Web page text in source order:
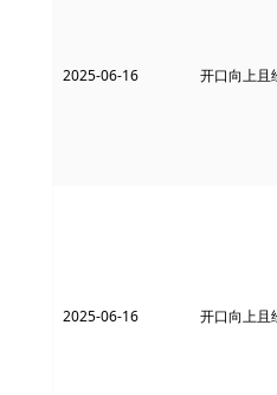
2025-06-16 开口向上且
2025-06-16 开口向上且